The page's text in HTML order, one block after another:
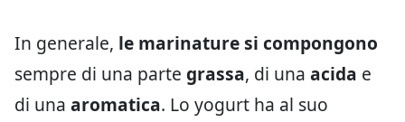
In generale, le marinature si compongono
sempre di una parte grassa, di una acida e
di una aromatica. Lo yogurt ha al suo